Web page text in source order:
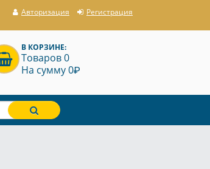
Авторизация Регистрация
В КОРЗИНЕ:
Товаров 0
На сумму 0P